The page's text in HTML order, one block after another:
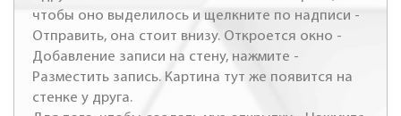
чтобы оно выделилось и щелкните по надписи -
Отправить, она стоит внизу. Откроется окно -
Добавление записи на стену, нажмите -
Разместить запись. Картина тут же появится на
стенке у друга.